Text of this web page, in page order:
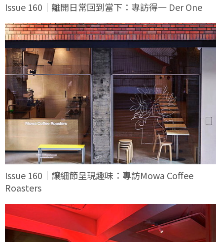
Issue 160｜離開日常回到當下：專訪得一 Der One
Issue 160｜讓細節呈現趣味：專訪Mowa Coffee
Roasters